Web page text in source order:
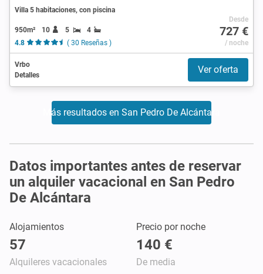
Villa 5 habitaciones, con piscina
950m² 10 5
4
4.8
( 30 Reseñas )
Desde
727 €
/ noche
Vrbo
Detalles
Ver oferta
Más resultados en San Pedro De Alcántara
Datos importantes antes de reservar
un alquiler vacacional en San Pedro
De Alcántara
Alojamientos
57
Alquileres vacacionales
Precio por noche
140 €
De media